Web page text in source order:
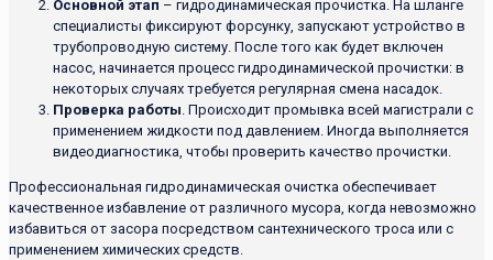
Основной этап – гидродинамическая прочистка. На шланге
специалисты фиксируют форсунку, запускают устройство в
трубопроводную систему. После того как будет включен
насос, начинается процесс гидродинамической прочистки: в
некоторых случаях требуется регулярная смена насадок.
Проверка работы. Происходит промывка всей магистрали с
применением жидкости под давлением. Иногда выполняется
видеодиагностика, чтобы проверить качество прочистки.
Профессиональная гидродинамическая очистка обеспечивает
качественное избавление от различного мусора, когда невозможно
избавиться от засора посредством сантехнического троса или с
применением химических средств.